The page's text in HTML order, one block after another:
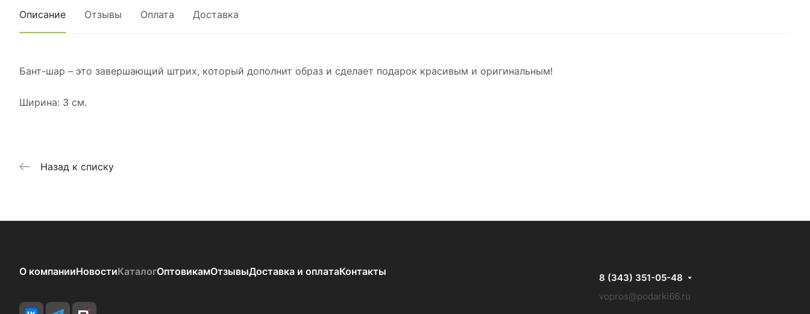
Описание Отзывы Оплата Доставка
Бант-шар – это завершающий штрих, который дополнит образ и сделает подарок красивым и оригинальным!
Ширина: 3 см.
Назад к списку
О компанииНовостиКаталогОптовикамОтзывыДоставка и оплатаКонтакты
8 (343) 351-05-48
vopros@podarki66.ru